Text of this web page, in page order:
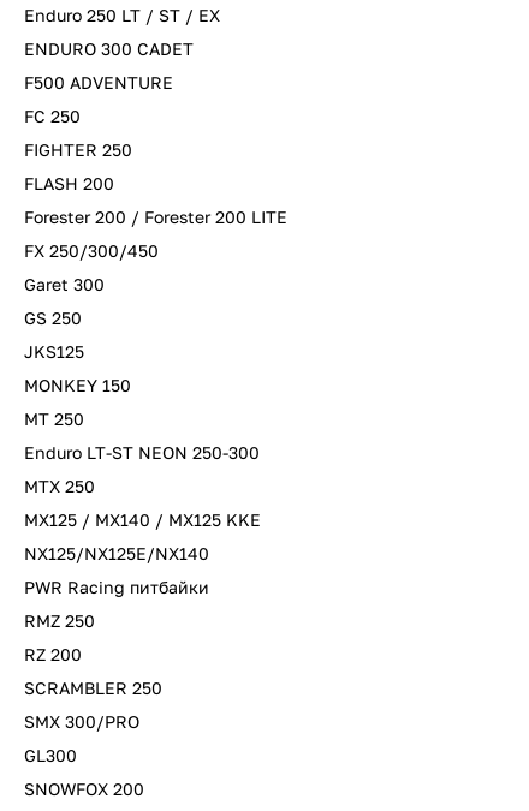
Enduro 250 LT / ST / EX
ENDURO 300 CADET
F500 ADVENTURE
FC 250
FIGHTER 250
FLASH 200
Forester 200 / Forester 200 LITE
FX 250/300/450
Garet 300
GS 250
JKS125
MONKEY 150
MT 250
Enduro LT-ST NEON 250-300
MTX 250
MX125 / MX140 / MX125 KKE
NX125/NX125E/NX140
PWR Racing питбайки
RMZ 250
RZ 200
SCRAMBLER 250
SMX 300/PRO
GL300
SNOWFOX 200